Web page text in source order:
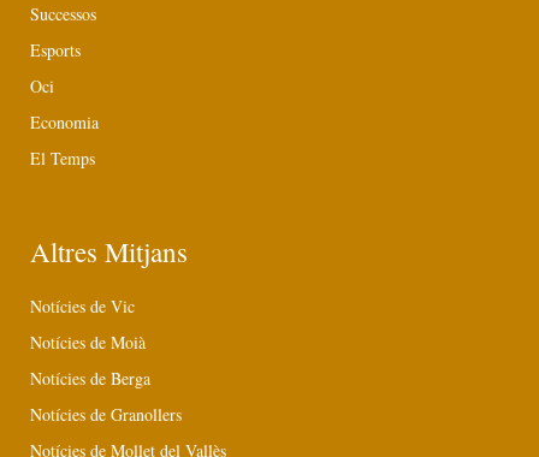
Successos
Esports
Oci
Economia
El Temps
Altres Mitjans
Notícies de Vic
Notícies de Moià
Notícies de Berga
Notícies de Granollers
Notícies de Mollet del Vallès